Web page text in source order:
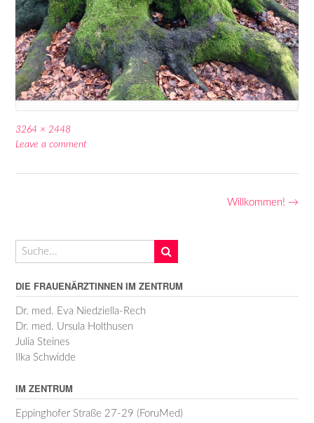
Full
size
3264 × 2448
Leave a comment
Willkommen! →
DIE FRAUENÄRZTINNEN IM ZENTRUM
Dr. med. Eva Niedziella-Rech
Dr. med. Ursula Holthusen
Julia Steines
Ilka Schwidde
IM ZENTRUM
Eppinghofer Straße 27-29 (ForuMed)